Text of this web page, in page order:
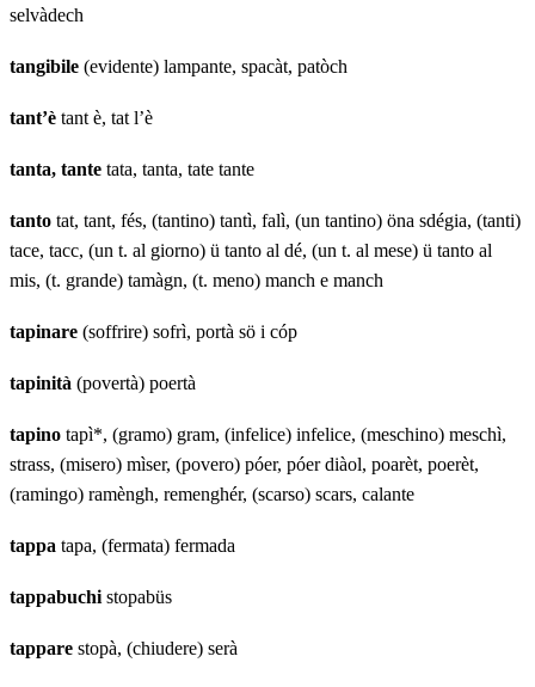
selvàdech
tangibile (evidente) lampante, spacàt, patòch
tant’è tant è, tat l’è
tanta, tante tata, tanta, tate tante
tanto tat, tant, fés, (tantino) tantì, falì, (un tantino) öna sdégia, (tanti)
tace, tacc, (un t. al giorno) ü tanto al dé, (un t. al mese) ü tanto al
mis, (t. grande) tamàgn, (t. meno) manch e manch
tapinare (soffrire) sofrì, portà sö i cóp
tapinità (povertà) poertà
tapino tapì*, (gramo) gram, (infelice) infelice, (meschino) meschì,
strass, (misero) mìser, (povero) póer, póer diàol, poarèt, poerèt,
(ramingo) ramèngh, remenghér, (scarso) scars, calante
tappa tapa, (fermata) fermada
tappabuchi stopabüs
tappare stopà, (chiudere) serà